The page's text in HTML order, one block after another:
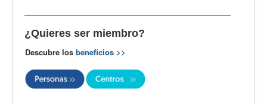
CIEB
Contacto
¿Quieres ser miembro?
Descubre los beneficios >>